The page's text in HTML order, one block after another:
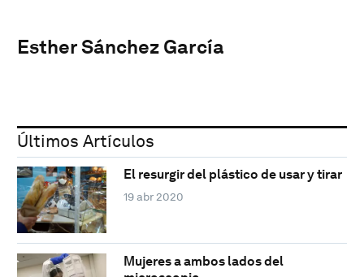
Esther Sánchez García
Últimos Artículos
El resurgir del plástico de usar y tirar
19 abr 2020
Mujeres a ambos lados del